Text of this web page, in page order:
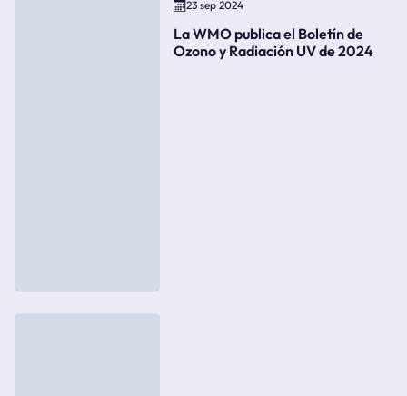
23 sep 2024
La WMO publica el Boletín de
Ozono y Radiación UV de 2024